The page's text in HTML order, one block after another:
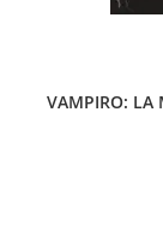
VAMPIRO: LA